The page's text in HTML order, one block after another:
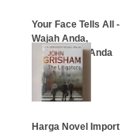
Your Face Tells All -
Wajah Anda,
Kepribadian Anda
…
Harga Novel Import